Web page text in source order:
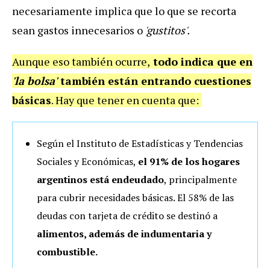
necesariamente implica que lo que se recorta
sean gastos innecesarios o 'gustitos'.
Aunque eso también ocurre, todo indica que en
'la bolsa'también están entrando cuestiones
básicas. Hay que tener en cuenta que:
Según el Instituto de Estadísticas y Tendencias
Sociales y Económicas, el 91% de los hogares
argentinos está endeudado, principalmente
para cubrir necesidades básicas. El 58% de las
deudas con tarjeta de crédito se destinó a
alimentos, además de indumentaria y
combustible.